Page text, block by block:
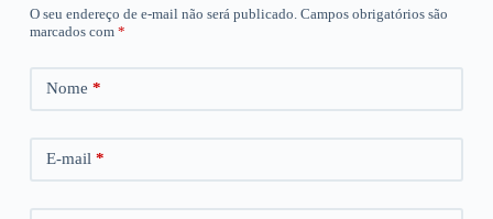
O seu endereço de e-mail não será publicado. Campos obrigatórios são
marcados com *
Nome *
E-mail *